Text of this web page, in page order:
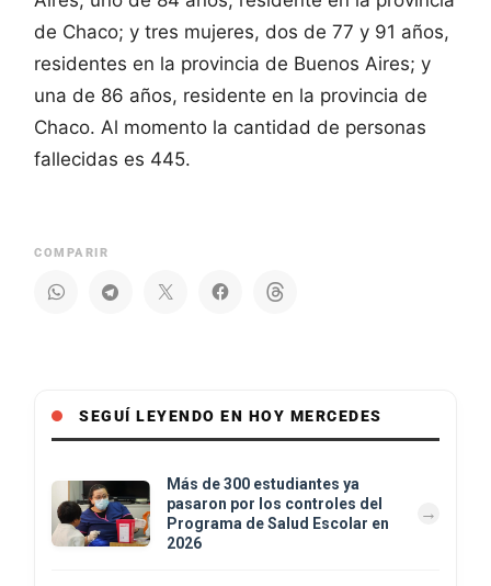
de Chaco; y tres mujeres, dos de 77 y 91 años,
residentes en la provincia de Buenos Aires; y
una de 86 años, residente en la provincia de
Chaco. Al momento la cantidad de personas
fallecidas es 445.
COMPARIR
SEGUÍ LEYENDO EN HOY MERCEDES
Más de 300 estudiantes ya
pasaron por los controles del
Programa de Salud Escolar en
2026